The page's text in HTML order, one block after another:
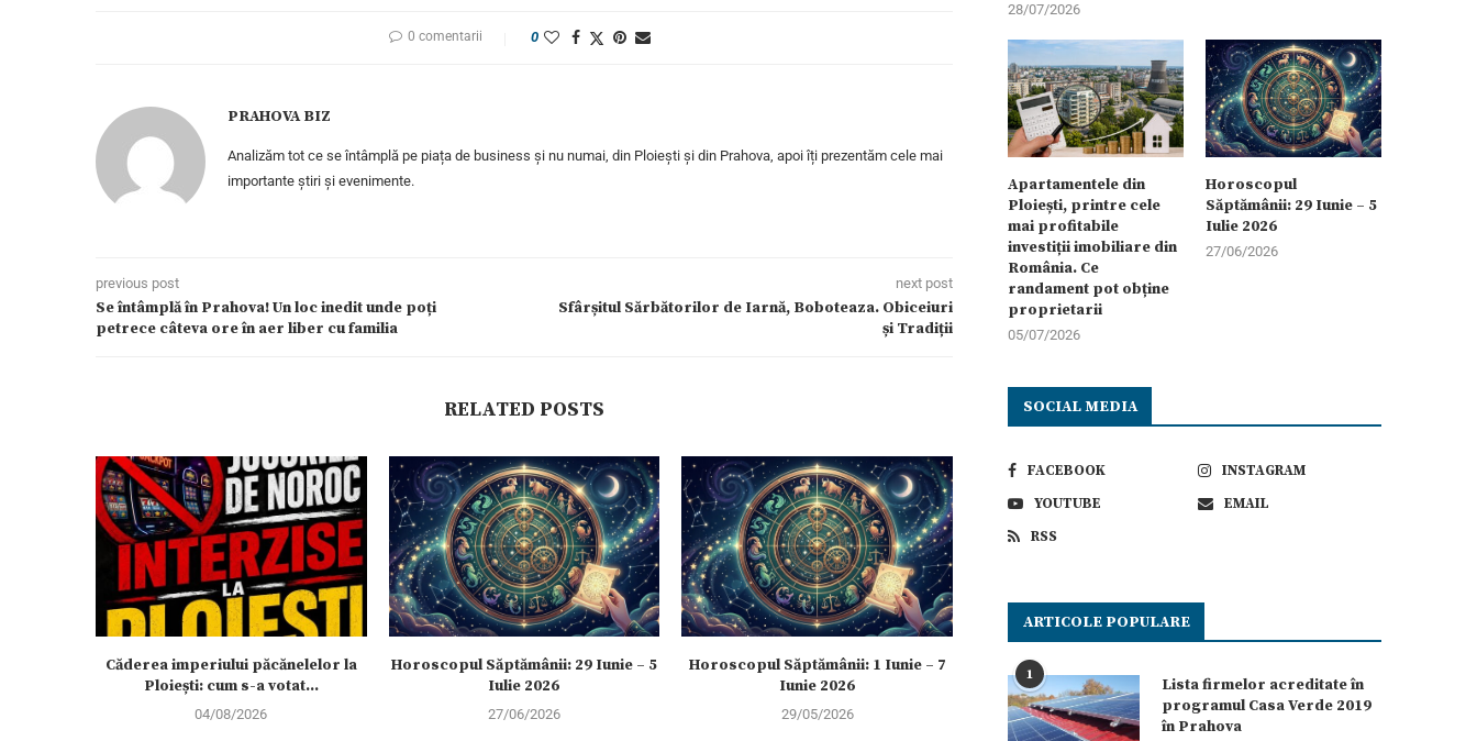
0 comentarii 0
PRAHOVA BIZ
Analizăm tot ce se întâmplă pe piața de business și nu numai, din Ploiești și din Prahova, apoi îți prezentăm cele mai
importante știri și evenimente.
previous post
Se întâmplă în Prahova! Un loc inedit unde poți
petrece câteva ore în aer liber cu familia
next post
Sfârșitul Sărbătorilor de Iarnă, Boboteaza. Obiceiuri
și Tradiții
RELATED POSTS
Căderea imperiului păcănelelor la
Ploiești: cum s-a votat...
04/08/2026
Horoscopul Săptămânii: 29 Iunie – 5
Iulie 2026
27/06/2026
Horoscopul Săptămânii: 1 Iunie – 7
Iunie 2026
29/05/2026
28/07/2026
Apartamentele din
Ploiești, printre cele
mai profitabile
investiții imobiliare din
România. Ce
randament pot obține
proprietarii
05/07/2026
Horoscopul
Săptămânii: 29 Iunie – 5
Iulie 2026
27/06/2026
SOCIAL MEDIA
FACEBOOK
INSTAGRAM
YOUTUBE
EMAIL
RSS
ARTICOLE POPULARE
1
Lista firmelor acreditate în
programul Casa Verde 2019
în Prahova